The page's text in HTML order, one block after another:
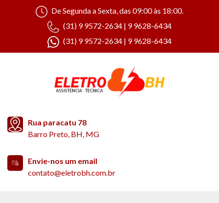
De Segunda a Sexta, das 09:00 às 18:00.
(31) 9 9572-2634 | 9 9628-6434
(31) 9 9572-2634 | 9 9628-6434
Rua paracatu 78
Barro Preto, BH, MG
Envie-nos um email
contato@eletrobh.com.br